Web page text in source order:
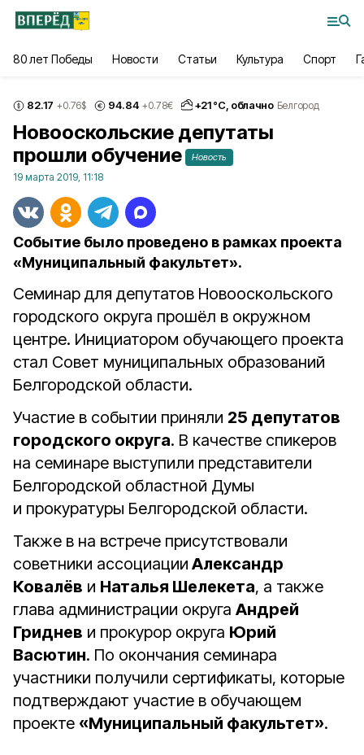
80 лет Победы Новости Статьи Культура Спорт
82.17 +0.76$ 94.84 +0.78€ +21°С, облачно Белгород
Новооскольские депутаты
прошли обучение
Новость
19 марта 2019, 11:18
Событие было проведено в рамках проекта
«Муниципальный факультет».
Семинар для депутатов Новооскольского
городского округа прошёл в окружном
центре. Инициатором обучающего проекта
стал Совет муниципальных образований
Белгородской области.
Участие в событии приняли 25 депутатов
городского округа. В качестве спикеров
на семинаре выступили представители
Белгородской областной Думы
и прокуратуры Белгородской области.
Также в на встрече присутствовали
советники ассоциации Александр
Ковалёв и Наталья Шелекета, а также
глава администрации округа Андрей
Гриднев и прокурор округа Юрий
Васютин. По окончания семинара
участники получили сертификаты, которые
подтверждают участие в обучающем
проекте «Муниципальный факультет».